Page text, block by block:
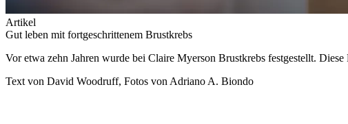
Artikel
Gut leben mit fortgeschrittenem Brustkrebs
Vor etwa zehn Jahren wurde bei Claire Myerson Brustkrebs festgestellt.
Text von David Woodruff, Fotos von Adriano A. Biondo